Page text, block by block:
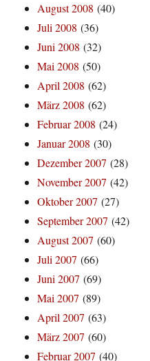
August 2008 (40)
Juli 2008 (36)
Juni 2008 (32)
Mai 2008 (50)
April 2008 (62)
März 2008 (62)
Februar 2008 (24)
Januar 2008 (30)
Dezember 2007 (28)
November 2007 (42)
Oktober 2007 (27)
September 2007 (42)
August 2007 (60)
Juli 2007 (66)
Juni 2007 (69)
Mai 2007 (89)
April 2007 (63)
März 2007 (60)
Februar 2007 (40)